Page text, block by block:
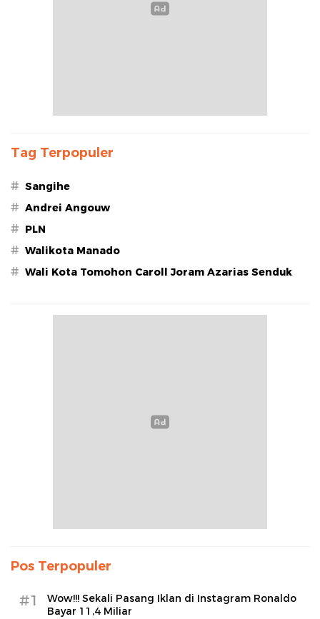
Tag Terpopuler
# Sangihe
# Andrei Angouw
# PLN
# Walikota Manado
# Wali Kota Tomohon Caroll Joram Azarias Senduk
Pos Terpopuler
#1
Wow!!! Sekali Pasang Iklan di Instagram Ronaldo
Bayar 11,4 Miliar